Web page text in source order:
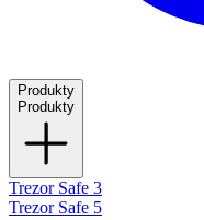
Produkty
Produkty
Trezor Safe 3
Trezor Safe 5